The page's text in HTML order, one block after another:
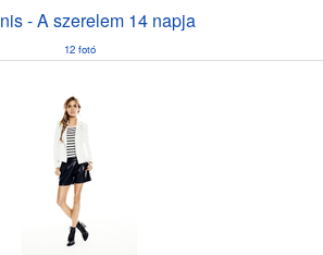
- A szerelem 14 napja
12 fotó